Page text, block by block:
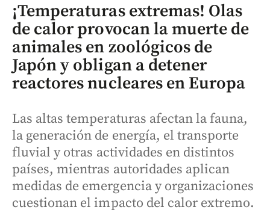
¡Temperaturas extremas! Olas
de calor provocan la muerte de
animales en zoológicos de
Japón y obligan a detener
reactores nucleares en Europa
Las altas temperaturas afectan la fauna,
la generación de energía, el transporte
fluvial y otras actividades en distintos
países, mientras autoridades aplican
medidas de emergencia y organizaciones
cuestionan el impacto del calor extremo.